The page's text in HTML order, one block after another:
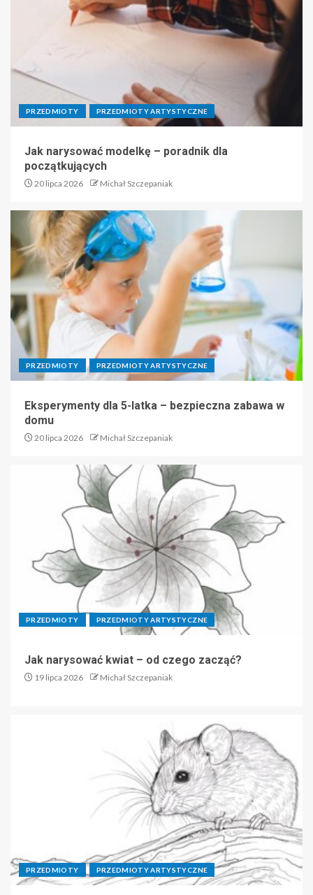
PRZEDMIOTY PRZEDMIOTY ARTYSTYCZNE
Jak narysować modelkę – poradnik dla
początkujących
20 lipca 2026 Michał Szczepaniak
PRZEDMIOTY PRZEDMIOTY ARTYSTYCZNE
Eksperymenty dla 5-latka – bezpieczna zabawa w
domu
20 lipca 2026 Michał Szczepaniak
PRZEDMIOTY PRZEDMIOTY ARTYSTYCZNE
Jak narysować kwiat – od czego zacząć?
19 lipca 2026 Michał Szczepaniak
PRZEDMIOTY PRZEDMIOTY ARTYSTYCZNE